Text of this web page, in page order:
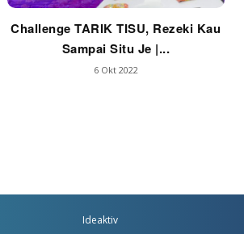
Challenge TARIK TISU, Rezeki Kau
Sampai Situ Je |...
6 Okt 2022
Ideaktiv